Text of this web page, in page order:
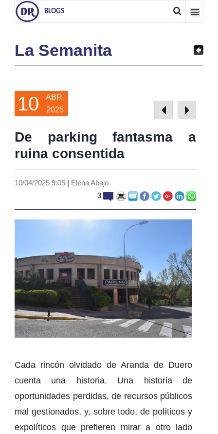
BLOGS
La Semanita
10
ABR.
2025
De parking fantasma a
ruina consentida
10/04/2025 9:05 | Elena Abajo
3
Cada rincón olvidado de Aranda de Duero
cuenta una historia. Una historia de
oportunidades perdidas, de recursos públicos
mal gestionados, y, sobre todo, de políticos y
expolíticos que prefieren mirar a otro lado